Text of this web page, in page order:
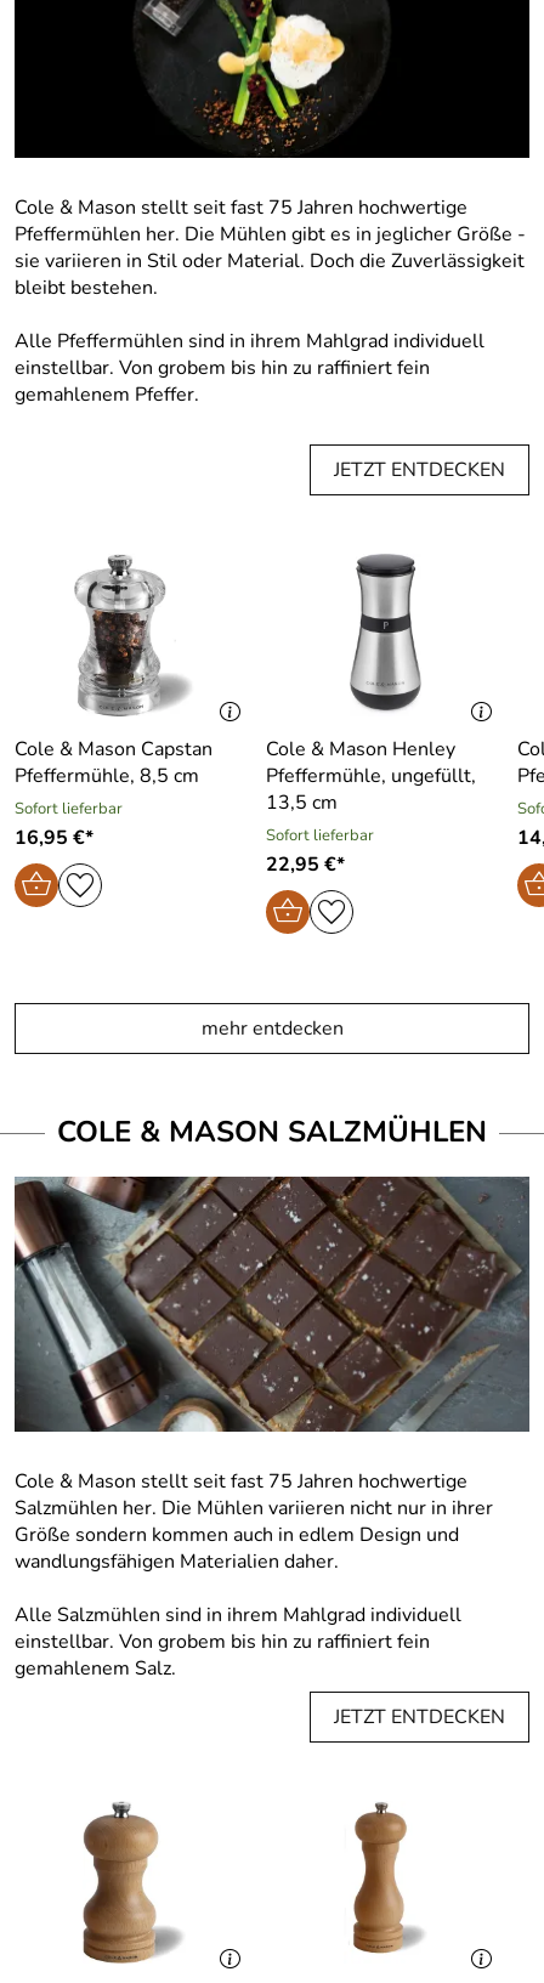
Cole & Mason stellt seit fast 75 Jahren hochwertige
Pfeffermühlen her. Die Mühlen gibt es in jeglicher Größe -
sie variieren in Stil oder Material. Doch die Zuverlässigkeit
bleibt bestehen.
Alle Pfeffermühlen sind in ihrem Mahlgrad individuell
einstellbar. Von grobem bis hin zu raffiniert fein
gemahlenem Pfeffer.
JETZT ENTDECKEN
Cole & Mason Capstan
Pfeffermühle, 8,5 cm
Sofort lieferbar
16,95 €*
Cole & Mason Henley
Pfeffermühle, ungefüllt,
13,5 cm
Sofort lieferbar
22,95 €*
mehr entdecken
COLE & MASON SALZMÜHLEN
Cole & Mason stellt seit fast 75 Jahren hochwertige
Salzmühlen her. Die Mühlen variieren nicht nur in ihrer
Größe sondern kommen auch in edlem Design und
wandlungsfähigen Materialien daher.
Alle Salzmühlen sind in ihrem Mahlgrad individuell
einstellbar. Von grobem bis hin zu raffiniert fein
gemahlenem Salz.
JETZT ENTDECKEN